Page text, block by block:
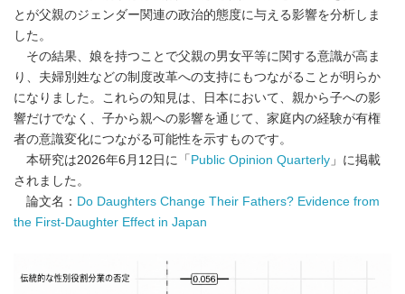
とが父親のジェンダー関連の政治的態度に与える影響を分析しま
した。
その結果、娘を持つことで父親の男女平等に関する意識が高ま
り、夫婦別姓などの制度改革への支持にもつながることが明らか
になりました。これらの知見は、日本において、親から子への影
響だけでなく、子から親への影響を通じて、家庭内の経験が有権
者の意識変化につながる可能性を示すものです。
本研究は2026年6月12日に「 Public Opinion Quarterly 」に掲載
されました。
論文名： Do Daughters Change Their Fathers? Evidence from
the First-Daughter Effect in Japan